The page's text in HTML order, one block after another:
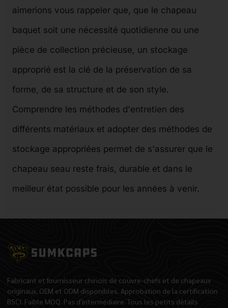
aimerions vous rappeler que, que le chapeau
baquet soit une nécessité quotidienne ou une
pièce de collection précieuse, un stockage
approprié est la clé de la préservation de sa
forme, de sa structure et de son style.
Comprendre les méthodes d'entretien des
différents matériaux et adopter des méthodes de
stockage appropriées permet de s'assurer que le
chapeau seau reste frais, durable et dans le
meilleur état possible pour les années à venir.
Fabricant et fournisseur chinois de couvre-chefs et de chapeaux
originaux. OEM et ODM disponibles. Approbation de la certification
BSCI. Faible MOQ. Pas d'intermédiaire. Tous les petits détails